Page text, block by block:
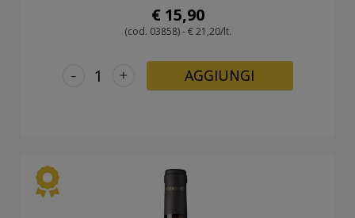
€ 15,90
(cod. 03858) - € 21,20/lt.
+
- AGGIUNGI